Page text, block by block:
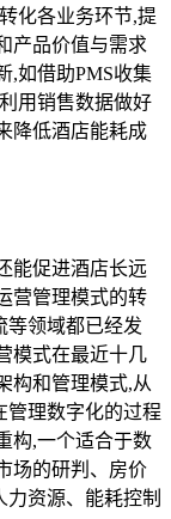
化各业务环节,提
产品价值与需求
,如借助PMS收集
用销售数据做好
降低酒店能耗成
能促进酒店长远
营管理模式的转
等领域都已经发
模式在最近十几
构和管理模式,从
管理数字化的过程
构,一个适合于数
场的研判、房价
资源、能耗控制